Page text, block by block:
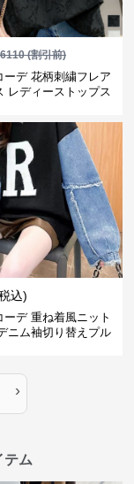
6110(割引前)
ーデ 花柄刺繍フレア
レディーストップス
込)
ーデ 重ね着風ニット
ニム袖切り替えプル
›
テム